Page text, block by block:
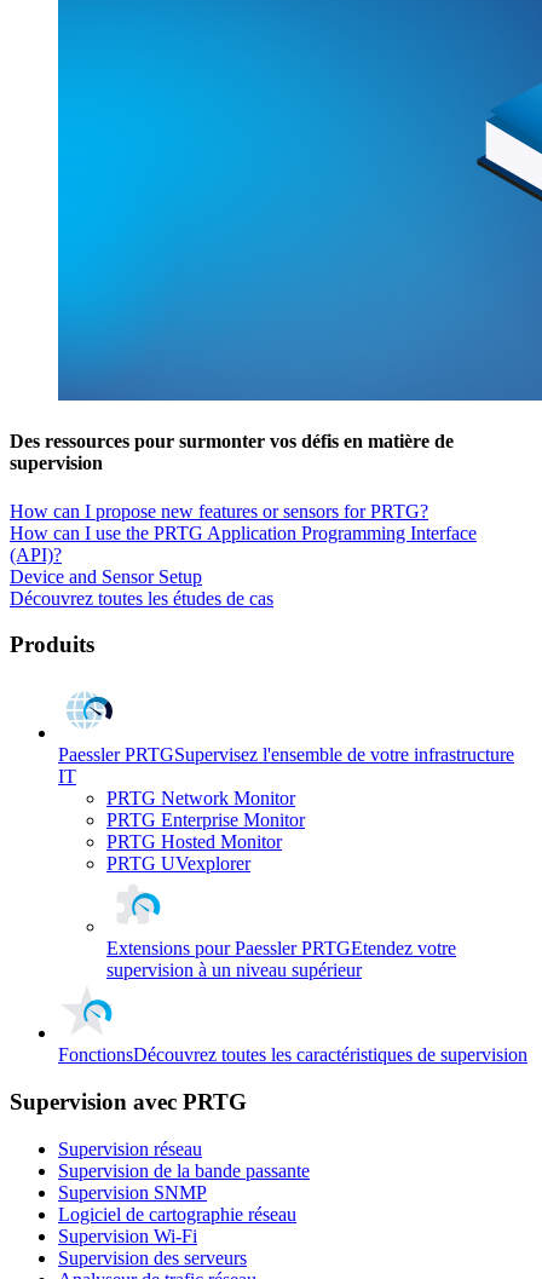
Des ressources pour surmonter vos défis en matière de
supervision
How can I propose new features or sensors for PRTG?
How can I use the PRTG Application Programming Interface
(API)?
Device and Sensor Setup
Découvrez toutes les études de cas
Produits
Paessler PRTGSupervisez l'ensemble de votre infrastructure
IT
PRTG Network Monitor
PRTG Enterprise Monitor
PRTG Hosted Monitor
PRTG UVexplorer
Extensions pour Paessler PRTGEtendez votre
supervision à un niveau supérieur
FonctionsDécouvrez toutes les caractéristiques de supervision
Supervision avec PRTG
Supervision réseau
Supervision de la bande passante
Supervision SNMP
Logiciel de cartographie réseau
Supervision Wi-Fi
Supervision des serveurs